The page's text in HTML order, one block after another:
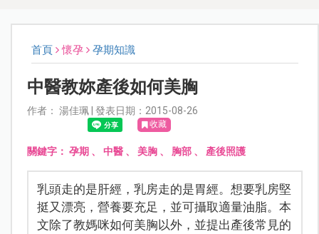
首頁 懷孕 孕期知識
中醫教妳產後如何美胸
作者： 湯佳珮 | 發表日期：2015-08-26
收藏
關鍵字： 孕期 、 中醫、 美胸、 胸部、 產後照護
乳頭走的是肝經，乳房走的是胃經。想要乳房堅
挺又漂亮，營養要充足，並可攝取適量油脂。本
文除了教媽咪如何美胸以外，並提出產後常見的